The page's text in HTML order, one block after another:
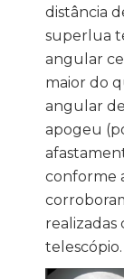
distância
superlua
angular
maior do
angular
apogeu
conforme
realizadas
telescópio.